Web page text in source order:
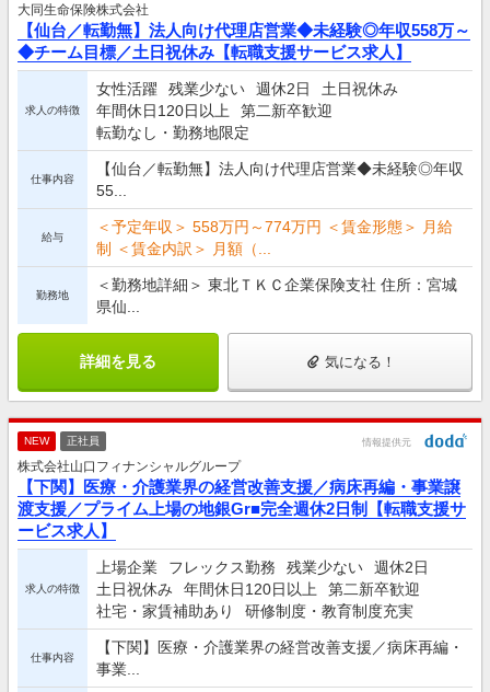
大同生命保険株式会社
【仙台／転勤無】法人向け代理店営業◆未経験◎年収558万～
◆チーム目標／土日祝休み【転職支援サービス求人】
求人の特徴
女性活躍 残業少ない 週休2日
土日祝休み
年間休日120日以上
第二新卒歓迎
転勤なし・勤務地限定
仕事内容
【仙台／転勤無】法人向け代理店営業◆未経験◎年収
55...
給与
＜予定年収＞ 558万円～774万円 ＜賃金形態＞ 月給
制 ＜賃金内訳＞ 月額（...
勤務地
＜勤務地詳細＞ 東北ＴＫＣ企業保険支社 住所：宮城
県仙...
詳細を見る 気になる！
NEW 正社員 情報提供元
株式会社山口フィナンシャルグループ
【下関】医療・介護業界の経営改善支援／病床再編・事業譲
渡支援／プライム上場の地銀Gr■完全週休2日制【転職支援サ
ービス求人】
求人の特徴
上場企業 フレックス勤務 残業少ない
週休2日
土日祝休み
年間休日120日以上
第二新卒歓迎
社宅・家賃補助あり
研修制度・教育制度充実
仕事内容
【下関】医療・介護業界の経営改善支援／病床再編・
事業...